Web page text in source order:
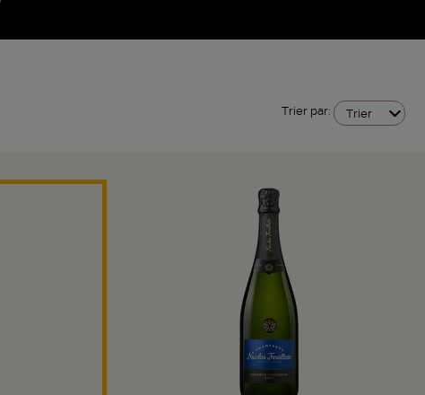
Trier par: Trier